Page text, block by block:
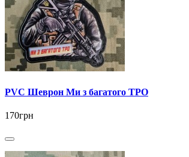
PVC Шеврон Ми з багатого ТРО
170грн